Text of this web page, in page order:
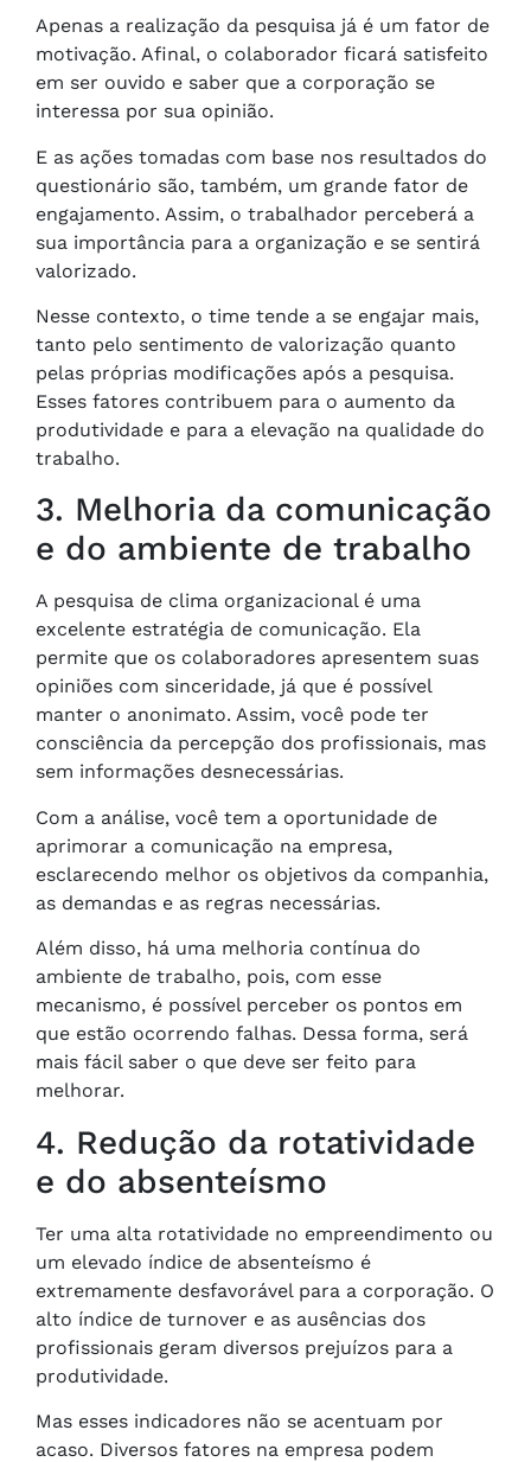
Apenas a realização da pesquisa já é um fator de
motivação. Afinal, o colaborador ficará satisfeito
em ser ouvido e saber que a corporação se
interessa por sua opinião.
E as ações tomadas com base nos resultados do
questionário são, também, um grande fator de
engajamento. Assim, o trabalhador perceberá a
sua importância para a organização e se sentirá
valorizado.
Nesse contexto, o time tende a se engajar mais,
tanto pelo sentimento de valorização quanto
pelas próprias modificações após a pesquisa.
Esses fatores contribuem para o aumento da
produtividade e para a elevação na qualidade do
trabalho.
3. Melhoria da comunicação
e do ambiente de trabalho
A pesquisa de clima organizacional é uma
excelente estratégia de comunicação. Ela
permite que os colaboradores apresentem suas
opiniões com sinceridade, já que é possível
manter o anonimato. Assim, você pode ter
consciência da percepção dos profissionais, mas
sem informações desnecessárias.
Com a análise, você tem a oportunidade de
aprimorar a comunicação na empresa,
esclarecendo melhor os objetivos da companhia,
as demandas e as regras necessárias.
Além disso, há uma melhoria contínua do
ambiente de trabalho, pois, com esse
mecanismo, é possível perceber os pontos em
que estão ocorrendo falhas. Dessa forma, será
mais fácil saber o que deve ser feito para
melhorar.
4. Redução da rotatividade
e do absenteísmo
Ter uma alta rotatividade no empreendimento ou
um elevado índice de absenteísmo é
extremamente desfavorável para a corporação. O
alto índice de turnover e as ausências dos
profissionais geram diversos prejuízos para a
produtividade.
Mas esses indicadores não se acentuam por
acaso. Diversos fatores na empresa podem